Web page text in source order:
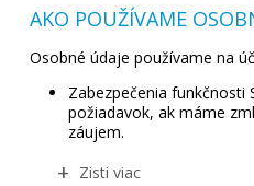
AKO POUŽÍVAME
Osobné údaje používame na
Zabezpečenia funkčnosti
požiadavok, ak máme
záujem.
Zisti viac